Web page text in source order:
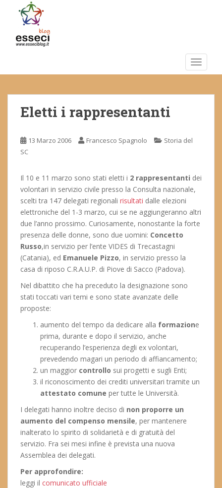
m
Eletti i rappresentanti
13 Marzo 2006 Francesco Spagnolo
Storia del
SC
Il 10 e 11 marzo sono stati eletti i 2 rappresentanti dei
volontari in servizio civile presso la Consulta nazionale,
scelti tra 147 delegati regionali risultati dalle elezioni
elettroniche del 1-3 marzo, cui se ne aggiungeranno altri
due l’anno prossimo. Curiosamente, nonostante la forte
presenza delle donne, sono due uomini: Concetto
Russo,in servizio per l’ente VIDES di Trecastagni
(Catania), ed Emanuele Pizzo, in servizio presso la
casa di riposo C.R.A.U.P. di Piove di Sacco (Padova).
Nel dibattito che ha preceduto la designazione sono
stati toccati vari temi e sono state avanzate delle
proposte:
aumento del tempo da dedicare alla formazione
prima, durante e dopo il servizio, anche
recuperando l’esperienza degli ex volontari,
prevedendo magari un periodo di affiancamento;
un maggior controllo sui progetti e sugli Enti;
il riconoscimento dei crediti universitari tramite un
attestato comune per tutte le Università.
I delegati hanno inoltre deciso di non proporre un
aumento del compenso mensile, per mantenere
inalterato lo spirito di solidarietà e di gratuità del
servizio. Fra sei mesi infine è prevista una nuova
Assemblea dei delegati.
Per approfondire:
leggi il comunicato ufficiale